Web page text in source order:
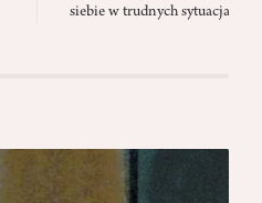
siebie w trudnych sytuacjach